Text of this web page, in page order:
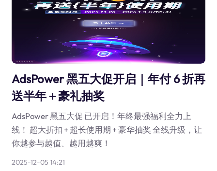
AdsPower 黑五大促开启｜年付 6 折再
送半年＋豪礼抽奖
AdsPower 黑五大促 已开启！年终最强福利全力上
线！ 超大折扣 + 超长使用期 + 豪华抽奖 全线升级，让
你越参与越值、越用越爽！
2025-12-05 14:21